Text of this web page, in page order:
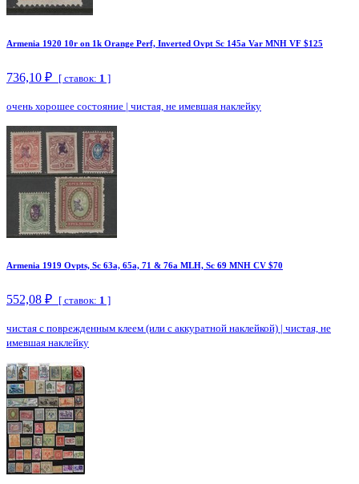
Armenia 1920 10r on 1k Orange Perf, Inverted Ovpt Sc 145a Var MNH VF $125
736,10 ₽ [ ставок: 1 ]
очень хорошее состояние | чистая, не имевшая наклейку
Armenia 1919 Ovpts, Sc 63a, 65a, 71 & 76a MLH, Sc 69 MNH CV $70
552,08 ₽ [ ставок: 1 ]
чистая с поврежденным клеем (или с аккуратной наклейкой) | чистая, не
имевшая наклейку